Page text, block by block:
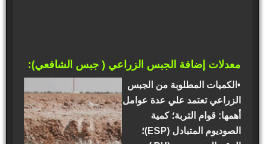
معدلات إضافة الجبس الزراعي ( جبس الشافعي):
•الكميات المطلوبة من الجبس
الزراعي تعتمد علي عدة عوامل
أهمها: قوام التربة؛ كمية
الصوديوم المتبادل (ESP)؛